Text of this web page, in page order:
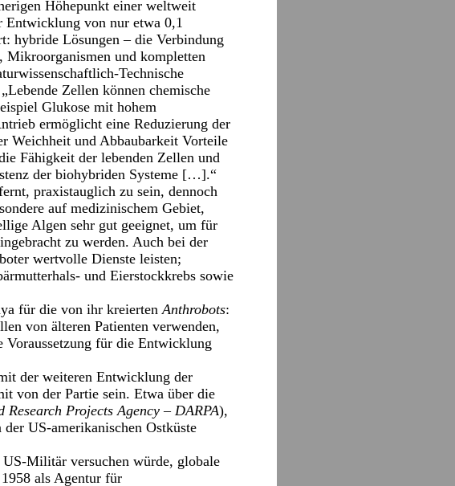
Höhepunkt einer weltweit
Entwicklung von nur etwa 0,1
hybride Lösungen – die Verbindung
Mikroorganismen und kompletten
Technische
Zellen können chemische
Glukose mit hohem
ermöglicht eine Reduzierung der
Weichheit und Abbaubarkeit Vorteile
Fähigkeit der lebenden Zellen und
der biohybriden Systeme […].“
praxistauglich zu sein, dennoch
auf medizinischem Gebiet,
Algen sehr gut geeignet, um für
zu werden. Auch bei der
wertvolle Dienste leisten;
und Eierstockkrebs sowie
für die von ihr kreiertenAnthrobots:
von älteren Patienten verwenden,
Voraussetzung für die Entwicklung
der weiteren Entwicklung der
von der Partie sein. Etwa über die
Research Projects Agency – DARPA),
der US-amerikanischen Ostküste
Militär versuchen würde, globale
als Agentur für